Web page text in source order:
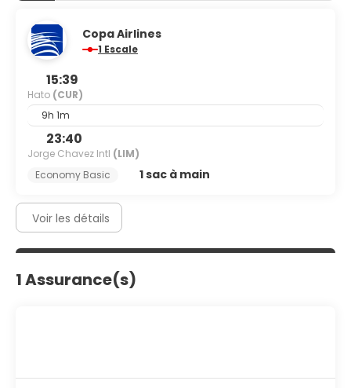
Copa Airlines
1 Escale
15:39
Hato (CUR)
9h 1m
23:40
Jorge Chavez Intl (LIM)
Economy Basic
1 sac à main
Voir les détails
1 Assurance(s)